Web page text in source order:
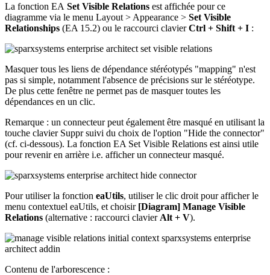
La fonction EA Set Visible Relations est affichée pour ce
diagramme via le menu Layout > Appearance > Set Visible
Relationships (EA 15.2) ou le raccourci clavierCtrl + Shift + I :
Masquer tous les liens de dépendance stéréotypés "mapping" n'est
pas si simple, notamment l'absence de précisions sur le stéréotype.
De plus cette fenêtre ne permet pas de masquer toutes les
dépendances en un clic.
Remarque : un connecteur peut également être masqué en utilisant la
touche clavier Suppr suivi du choix de l'option "Hide the connector"
(cf. ci-dessous). La fonction EA Set Visible Relations est ainsi utile
pour revenir en arrière i.e. afficher un connecteur masqué.
Pour utiliser la fonction eaUtils, utiliser le clic droit pour afficher le
menu contextuel eaUtils, et choisir [Diagram] Manage Visible
Relations (alternative : raccourci clavier Alt + V).
Contenu de l'arborescence :